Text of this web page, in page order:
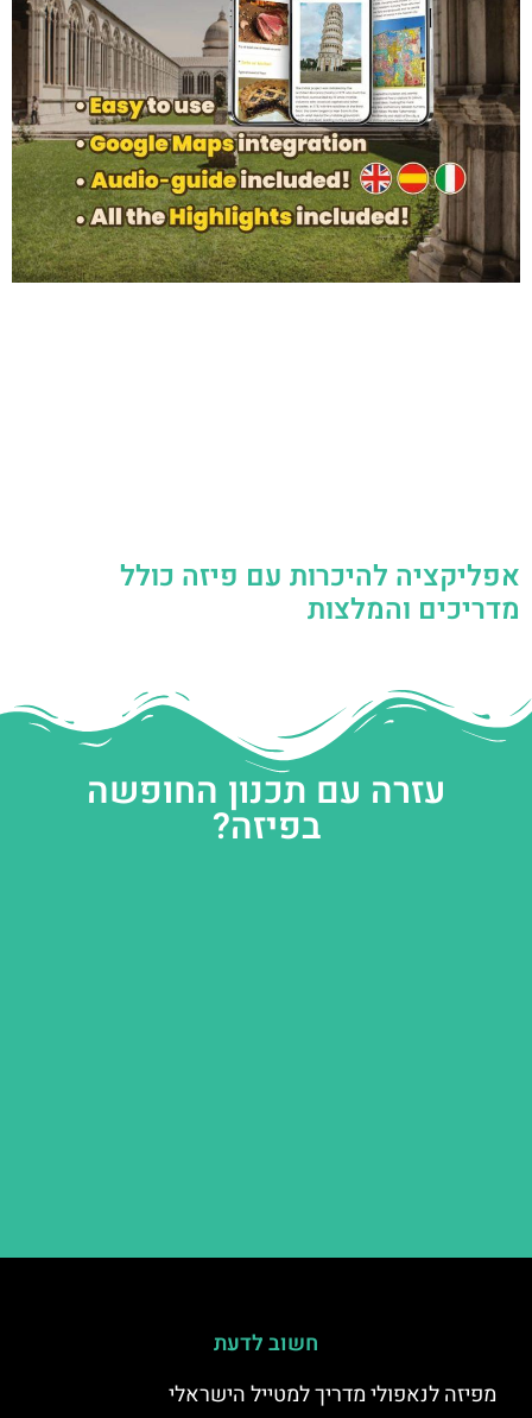
אפליקציה להיכרות עם פיזה כולל
מדריכים והמלצות
עזרה עם תכנון החופשה
בפיזה?
חשוב לדעת
מפיזה לנאפולי מדריך למטייל הישראלי